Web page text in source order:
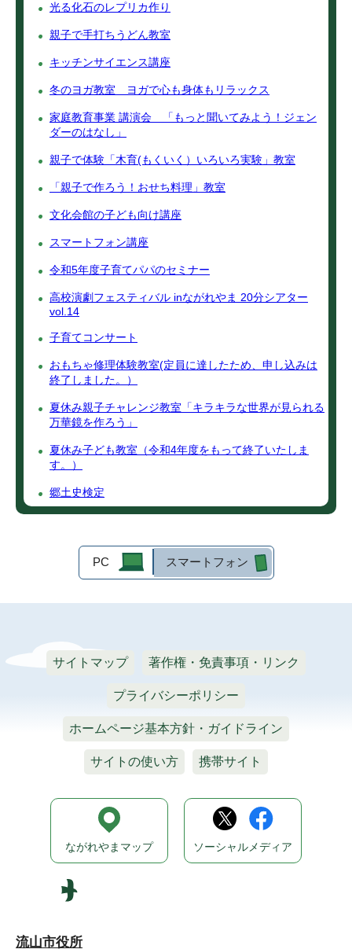
光る化石のレプリカ作り
親子で手打ちうどん教室
キッチンサイエンス講座
冬のヨガ教室 ヨガで心も身体もリラックス
家庭教育事業 講演会 「もっと聞いてみよう！ジェン
ダーのはなし」
親子で体験「木育(もくいく）いろいろ実験」教室
「親子で作ろう！おせち料理」教室
文化会館の子ども向け講座
スマートフォン講座
令和5年度子育てパパのセミナー
高校演劇フェスティバル inながれやま 20分シアター
vol.14
子育てコンサート
おもちゃ修理体験教室(定員に達したため、申し込みは
終了しました。）
夏休み親子チャレンジ教室「キラキラな世界が見られる
万華鏡を作ろう」
夏休み子ども教室（令和4年度をもって終了いたしま
す。）
郷土史検定
PC スマートフォン
サイトマップ 著作権・免責事項・リンク
プライバシーポリシー
ホームページ基本方針・ガイドライン
サイトの使い方 携帯サイト
流山市役所
ながれやまマップ ソーシャルメディア